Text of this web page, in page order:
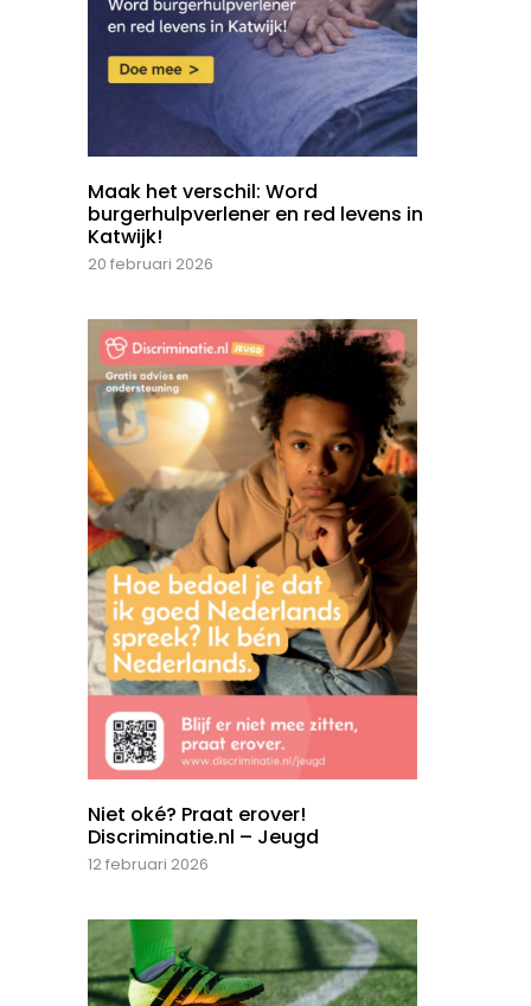
Maak het verschil: Word
burgerhulpverlener en red levens in
Katwijk!
20 februari 2026
Niet oké? Praat erover!
Discriminatie.nl – Jeugd
12 februari 2026